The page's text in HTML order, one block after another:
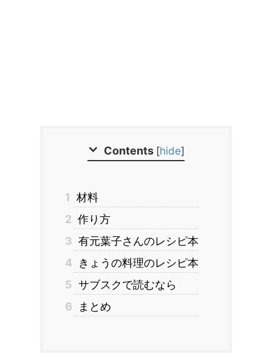
Contents [hide]
1 材料
2 作り方
3 有元葉子さんのレシピ本
4
きょうの料理のレシピ本
5 サブスクで読むなら
6
まとめ